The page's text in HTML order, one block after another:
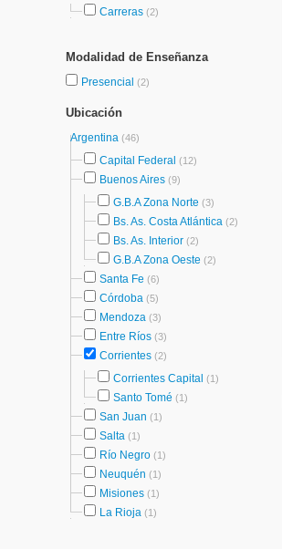
Carreras (2)
Modalidad de Enseñanza
Presencial (2)
Ubicación
Argentina (46)
Capital Federal (12)
Buenos Aires (9)
G.B.A Zona Norte (3)
Bs. As. Costa Atlántica (2)
Bs. As. Interior (2)
G.B.A Zona Oeste (2)
Santa Fe (6)
Córdoba (5)
Mendoza (3)
Entre Ríos (3)
Corrientes (2)
Corrientes Capital (1)
Santo Tomé (1)
San Juan (1)
Salta (1)
Río Negro (1)
Neuquén (1)
Misiones (1)
La Rioja (1)